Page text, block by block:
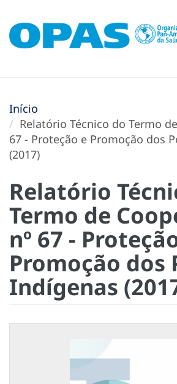
Início
Relatório Técnico do Termo
67 - Proteção e Promoção dos
(2017)
Relatório
Termo de
nº 67 -
Promoção dos
Indígenas